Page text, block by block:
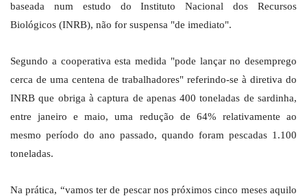
baseada num estudo do Instituto Nacional dos Recursos
Biológicos (INRB), não for suspensa "de imediato".
Segundo a cooperativa esta medida "pode lançar no desemprego
cerca de uma centena de trabalhadores" referindo-se à diretiva do
INRB que obriga à captura de apenas 400 toneladas de sardinha,
entre janeiro e maio, uma redução de 64% relativamente ao
mesmo período do ano passado, quando foram pescadas 1.100
toneladas.
Na prática, “vamos ter de pescar nos próximos cinco meses aquilo